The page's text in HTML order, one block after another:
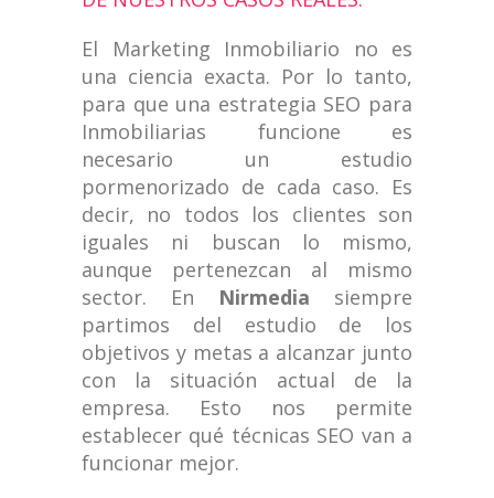
El Marketing Inmobiliario no es
una ciencia exacta. Por lo tanto,
para que una estrategia SEO para
Inmobiliarias funcione es
necesario un estudio
pormenorizado de cada caso. Es
decir, no todos los clientes son
iguales ni buscan lo mismo,
aunque pertenezcan al mismo
sector. En Nirmedia siempre
partimos del estudio de los
objetivos y metas a alcanzar junto
con la situación actual de la
empresa. Esto nos permite
establecer qué técnicas SEO van a
funcionar mejor.